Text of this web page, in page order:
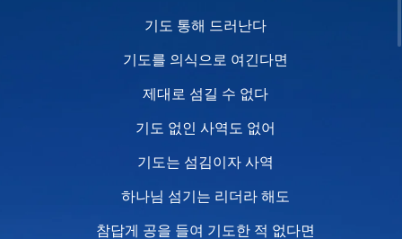
기도 통해 드러난다
기도를 의식으로 여긴다면
제대로 섬길 수 없다
기도 없인 사역도 없어
기도는 섬김이자 사역
하나님 섬기는 리더라 해도
참답게 공을 들여 기도한 적 없다면